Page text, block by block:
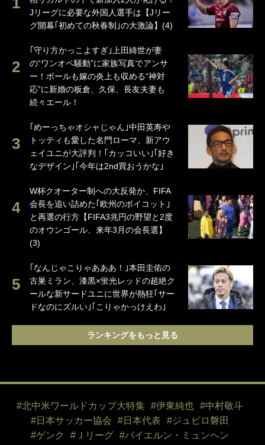
Jリーグに必要な外国人選手は【Jリー
グ開幕｢初めての秋春制｣の大激論】(4)
｢守り方かっこよすぎ｣上田綺世が妻
の“ワンオペ騒動”に家族写真でアンサ
ー！ボールも嫁の炎上も収める“神対
応”に新婚の板倉、久保、長友夫妻も
続々エール！
｢めーっちゃオシャじゃん｣中田英寿や
トッティも愛した名門ローマ、新アウ
ェイユニが大評判！｢カッコいい｣｢好き
なデザイン｣｢今年は2nd買おうかな｣
W杯クオーター制への大反発か、FIFA
会長を追い詰めた｢欧州のボイコット｣
と再選の行方【FIFA3兆円の野望と2度
のオウンゴール、来年3月の会長選】
(3)
｢なんじゃこりゃあああ！｣本田圭佑の
古巣ミラン、漆黒×蛍光レッドの超絶ク
ールな新サードユニに世界が熱狂｢サー
ドなのにズルい｣｢こりゃかっけえわ｣
ランキングをもっと見る
#北中米ワールドカップ大特集 #伊東純也
#中村敬斗
#日本サッカー協会
#日本代表
#ジュビロ磐田
#ゲンク
#Ｊリーグ
#バイエルン・ミュンヘン